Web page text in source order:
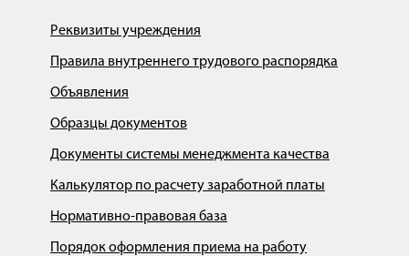
Реквизиты учреждения
Правила внутреннего трудового распорядка
Объявления
Образцы документов
Документы системы менеджмента качества
Калькулятор по расчету заработной платы
Нормативно-правовая база
Порядок оформления приема на работу